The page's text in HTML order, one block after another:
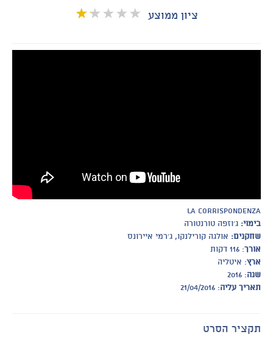
ציון ממוצע
La corrispondenza
בימוי: ג׳וזפה טורנטורה
שחקנים: אולגה קורילנקו, ג׳רמי איירונס
אורך: 116 דקות
ארץ: איטליה
שנה: 2016
תאריך עליה: 21/04/2016
תקציר הסרט